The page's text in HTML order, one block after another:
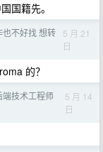
国籍先。
不好找 想转
5 月 21
日
的？
技术工程师
5 月 14
日